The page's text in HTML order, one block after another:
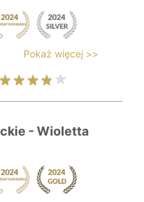
Pokaż więcej >>
- Wioletta